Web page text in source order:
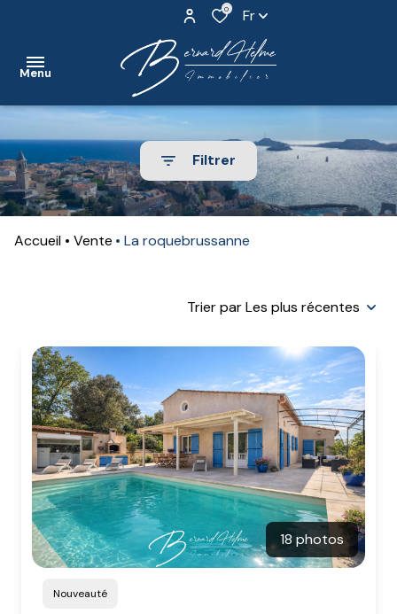
0 Fr
Menu
accueil
nos
biens
nos
notre
agence
estimation
Filtrer
Accueil Vente La roquebrussanne
Trier par Les plus récentes
18 photos
Nouveauté